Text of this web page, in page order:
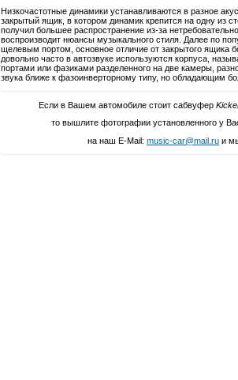
Низкочастотные динамики устанавливаются в разное
закрытый ящик, в котором динамик крепится на одну из
получил большее распространение из-за
воспроизводит нюансы музыкального стиля. Далее по
щелевым портом, основное отличие от закрытого ящика
довольно часто в автозвуке используются корпуса,
портами или фазиками разделенного на две камеры,
звука ближе к фазоинверторному типу, но обладающим
Если в Вашем автомобиле стоит сабвуфер
то вышлите фотографии установленного у
на наш E-Mail: music-car@mail.ru и